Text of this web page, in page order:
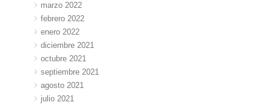
marzo 2022
febrero 2022
enero 2022
diciembre 2021
octubre 2021
septiembre 2021
agosto 2021
julio 2021